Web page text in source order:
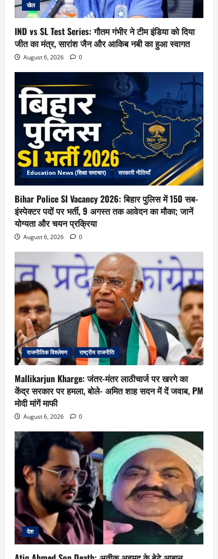
खेल
IND vs SL Test Series: गौतम गंभीर ने टीम इंडिया को दिया
जीत का मंत्र, सारांश जैन और आकिब नबी का हुआ स्वागत
August 6, 2026 0
Education News (शिक्षा समाचार) सरकारी नीतियाँ
Bihar Police SI Vacancy 2026: बिहार पुलिस में 150 सब-
इंस्पेक्टर पदों पर भर्ती, 9 अगस्त तक आवेदन का मौका; जानें
योग्यता और चयन प्रक्रिया
August 6, 2026 0
राजनीतिक विश्लेषण राष्ट्रीय राजनीति
Mallikarjun Kharge: जंतर-मंतर लाठीचार्ज पर खरगे का
केंद्र सरकार पर हमला, बोले- अमित शाह सदन में दें जवाब, PM
मोदी मांगें माफी
August 6, 2026 0
देश